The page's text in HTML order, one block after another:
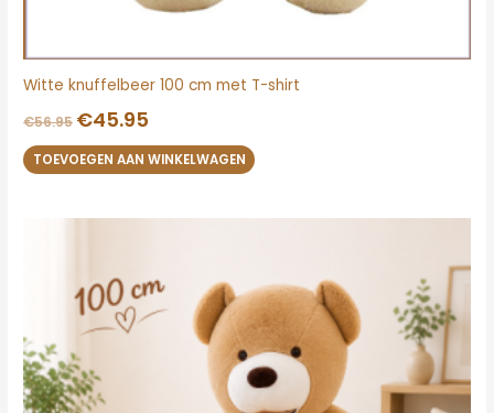
Witte knuffelbeer 100 cm met T-shirt
€56.95 €45.95
TOEVOEGEN AAN WINKELWAGEN
€55.95.
€45.95.